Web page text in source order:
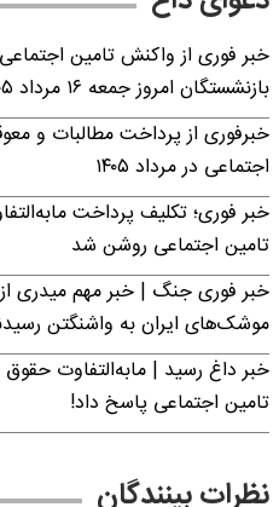
خبر فوری از واکنش تامین
بازنشستگان امروز جمعه ۱۶ مرداد ۱۴۰۵
خبرفوری از پرداخت مطالبات و
اجتماعی در مرداد ۱۴۰۵
خبر فوری؛ تکلیف پرداخت
تامین اجتماعی روشن شد
خبر فوری جنگ | خبر مهم میدری
موشک‌های ایران به واشنگتن
خبر داغ رسید | مابه‌التفاوت
تامین اجتماعی پاسخ داد!
نظرات بینندگان